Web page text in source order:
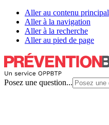
Aller au contenu principal
Aller à la navigation
Aller à la recherche
Aller au pied de page
Posez une question...